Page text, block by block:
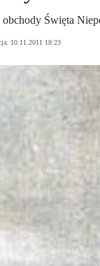
Święta
10.11.2011 18:23